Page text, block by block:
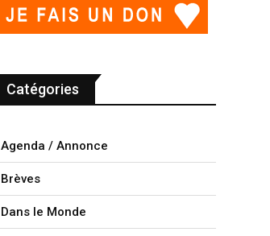
Catégories
Agenda / Annonce
Brèves
Dans le Monde